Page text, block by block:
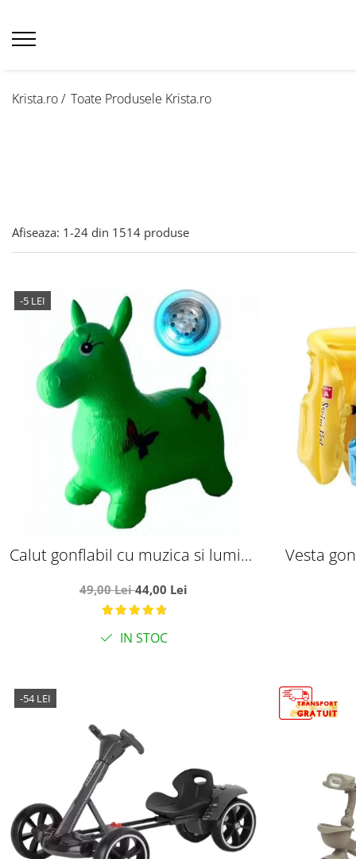
Krista.ro / Toate Produsele Krista.ro
Afiseaza: 1-24 din 1514 produse
-5 LEI
Calut gonflabil cu muzica si lumini,
49,00 Lei44,00 Lei
IN STOC
Vesta
-54 LEI